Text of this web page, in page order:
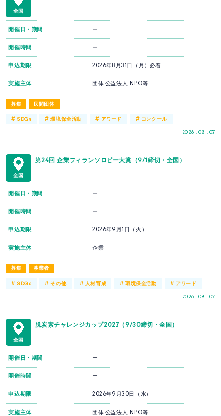
全国
募集 民間団体
2026 . 08 . 07
開催日・期間 ー
開催時間 ー
申込期限 2026年8月31日（月）必着
実施主体 団体 公益法人 NPO等
#SDGs #環境保全活動 # アワード # コンクール
全国
第24回 企業フィランソロピー大賞（9/1締切・全国）
募集 事業者
2026 . 08 . 07
開催日・期間 ー
開催時間 ー
申込期限 2026年9月1日（火）
実施主体 企業
#SDGs #その他 # 人材育成 # 環境保全活動 # アワード
全国
脱炭素チャレンジカップ2027（9/30締切・全国）
開催日・期間 ー
開催時間 ー
申込期限 2026年9月30日（水）
実施主体 団体 公益法人 NPO等